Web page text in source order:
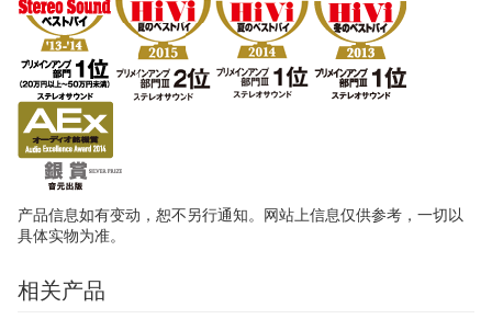
产品信息如有变动，恕不另行通知。网站上信息仅供参考，一切以
具体实物为准。
相关产品